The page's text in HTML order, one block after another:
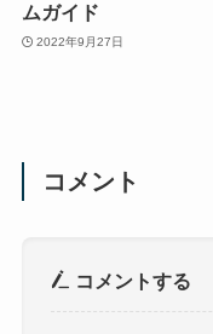
ムガイド
2022年9月27日
コメント
コメントする